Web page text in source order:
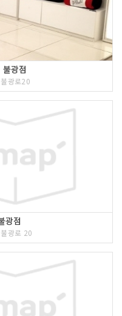
광점
광로20
광점
광로 20